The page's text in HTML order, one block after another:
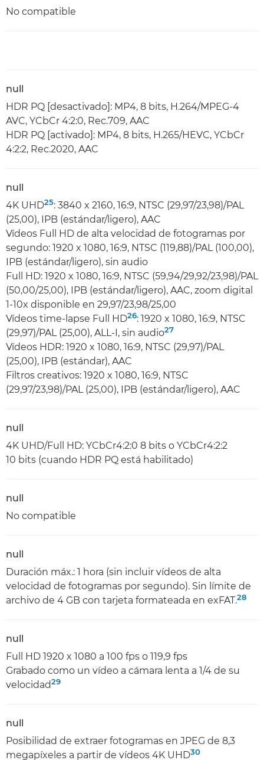
No compatible
null
HDR PQ [desactivado]: MP4, 8 bits, H.264/MPEG-4
AVC, YCbCr 4:2:0, Rec.709, AAC
HDR PQ [activado]: MP4, 8 bits, H.265/HEVC, YCbCr
4:2:2, Rec.2020, AAC
null
4K UHD25: 3840 x 2160, 16:9, NTSC (29,97/23,98)/PAL
(25,00), IPB (estándar/ligero), AAC
Vídeos Full HD de alta velocidad de fotogramas por
segundo: 1920 x 1080, 16:9, NTSC (119,88)/PAL (100,00),
IPB (estándar/ligero), sin audio
Full HD: 1920 x 1080, 16:9, NTSC (59,94/29,92/23,98)/PAL
(50,00/25,00), IPB (estándar/ligero), AAC, zoom digital
1-10x disponible en 29,97/23,98/25,00
Vídeos time-lapse Full HD26: 1920 x 1080, 16:9, NTSC
(29,97)/PAL (25,00), ALL-I, sin audio27
Vídeos HDR: 1920 x 1080, 16:9, NTSC (29,97)/PAL
(25,00), IPB (estándar), AAC
Filtros creativos: 1920 x 1080, 16:9, NTSC
(29,97/23,98)/PAL (25,00), IPB (estándar/ligero), AAC
null
4K UHD/Full HD: YCbCr4:2:0 8 bits o YCbCr4:2:2
10 bits (cuando HDR PQ está habilitado)
null
No compatible
null
Duración máx.: 1 hora (sin incluir vídeos de alta
velocidad de fotogramas por segundo). Sin límite de
archivo de 4 GB con tarjeta formateada en exFAT.28
null
Full HD 1920 x 1080 a 100 fps o 119,9 fps
Grabado como un vídeo a cámara lenta a 1/4 de su
velocidad29
null
Posibilidad de extraer fotogramas en JPEG de 8,3
megapíxeles a partir de vídeos 4K UHD30